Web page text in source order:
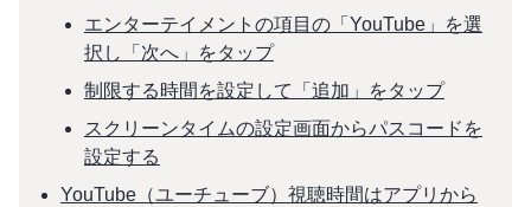
エンターテイメントの項目の「YouTube」を選
択し「次へ」をタップ
制限する時間を設定して「追加」をタップ
スクリーンタイムの設定画面からパスコードを
設定する
YouTube（ユーチューブ）視聴時間はアプリから